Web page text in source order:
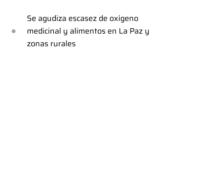
Se agudiza escasez de oxígeno
medicinal y alimentos en La Paz y
zonas rurales